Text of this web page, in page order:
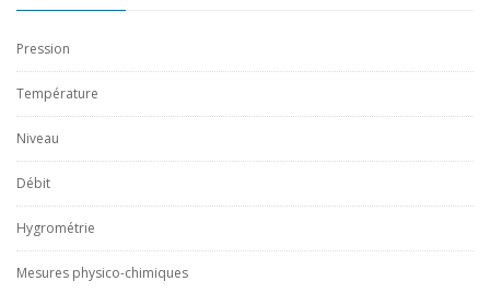
Pression
Température
Niveau
Débit
Hygrométrie
Mesures physico-chimiques